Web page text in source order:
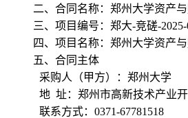
二、合同名称：郑州大学资产
三、项目编号：郑大-竞磋-2025-
四、项目名称：郑州大学资产
五、合同主体
采购人（甲方）：郑州大学
地 址：郑州市高新技术产业
联系方式：0371-67781518